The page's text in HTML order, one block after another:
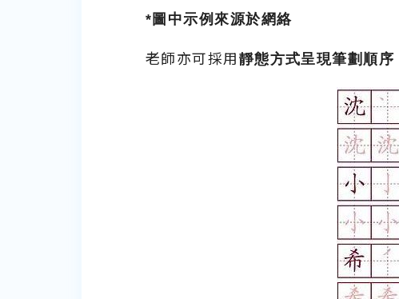
* 圖中示例來源於網絡
老師亦可採用 靜態方式呈現筆劃順序